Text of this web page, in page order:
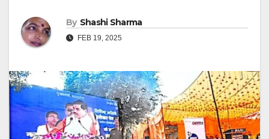
By Shashi Sharma
FEB 19, 2025